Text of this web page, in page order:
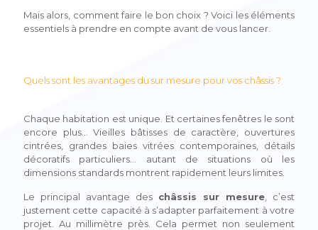
Mais alors, comment faire le bon choix ? Voici les éléments
essentiels à prendre en compte avant de vous lancer.
Quels sont les avantages du sur mesure pour vos châssis ?
Chaque habitation est unique. Et certaines fenêtres le sont
encore plus… Vieilles bâtisses de caractère, ouvertures
cintrées, grandes baies vitrées contemporaines, détails
décoratifs particuliers… autant de situations où les
dimensions standards montrent rapidement leurs limites.
Le principal avantage des châssis sur mesure , c’est
justement cette capacité à s’adapter parfaitement à votre
projet. Au millimètre près. Cela permet non seulement